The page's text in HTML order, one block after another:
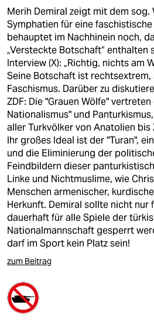
Merih Demiral zeigt mit dem sog.
Symphatien für eine
behauptet im Nachhinein noch,
„Versteckte Botschaft“ enthalten
Interview (X): „Richtig, nichts am
Seine Botschaft ist rechtsextrem,
Faschismus. Darüber zu
ZDF: Die "Grauen Wölfe"
Nationalismus" und
aller Turkvölker von Anatolien
Ihr großes Ideal ist der "Turan",
und die Eliminierung der
Feindbildern dieser
Linke und Nichtmuslime, wie
Menschen armenischer,
Herkunft. Demiral sollte nicht nur
dauerhaft für alle Spiele der
Nationalmannschaft gesperrt
darf im Sport kein Platz sein!
zum Beitrag